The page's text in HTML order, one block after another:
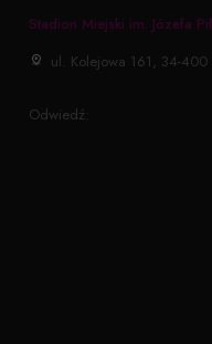
Stadion Miejski im. Józefa
ul. Kolejowa 161, 34-
Odwiedź: